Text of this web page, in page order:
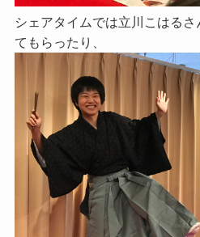
シェアタイムでは立川こはる
てもらったり、